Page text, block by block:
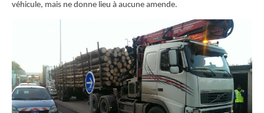
véhicule, mais ne donne lieu à aucune amende.